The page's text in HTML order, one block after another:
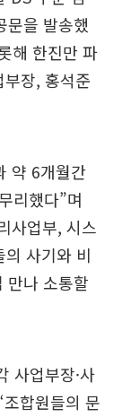
문을 발송했
해 한진만 파
장, 홍석준
약 6개월간
리했다”며
사업부, 시스
의 사기와 비
만나 소통할
사업부장·사
합원들의 문